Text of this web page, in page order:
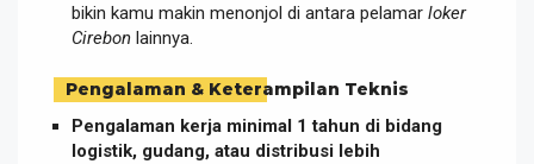
bikin kamu makin menonjol di antara pelamar loker
Cirebon lainnya.
Pengalaman & Keterampilan Teknis
Pengalaman kerja minimal 1 tahun di bidang
logistik, gudang, atau distribusi lebih